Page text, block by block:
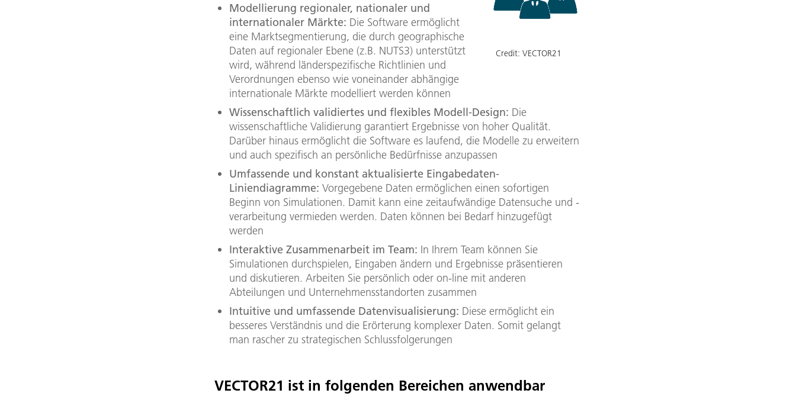
Credit: VECTOR21
Modellierung regionaler, nationaler und
internationaler Märkte: Die Software ermöglicht
eine Marktsegmentierung, die durch geographische
Daten auf regionaler Ebene (z.B. NUTS3) unterstützt
wird, während länderspezifische Richtlinien und
Verordnungen ebenso wie voneinander abhängige
internationale Märkte modelliert werden können
Wissenschaftlich validiertes und flexibles Modell-Design: Die
wissenschaftliche Validierung garantiert Ergebnisse von hoher Qualität.
Darüber hinaus ermöglicht die Software es laufend, die Modelle zu erweitern
und auch spezifisch an persönliche Bedürfnisse anzupassen
Umfassende und konstant aktualisierte Eingabedaten-
Liniendiagramme: Vorgegebene Daten ermöglichen einen sofortigen
Beginn von Simulationen. Damit kann eine zeitaufwändige Datensuche und -
verarbeitung vermieden werden. Daten können bei Bedarf hinzugefügt
werden
Interaktive Zusammenarbeit im Team: In Ihrem Team können Sie
Simulationen durchspielen, Eingaben ändern und Ergebnisse präsentieren
und diskutieren. Arbeiten Sie persönlich oder on-line mit anderen
Abteilungen und Unternehmensstandorten zusammen
Intuitive und umfassende Datenvisualisierung: Diese ermöglicht ein
besseres Verständnis und die Erörterung komplexer Daten. Somit gelangt
man rascher zu strategischen Schlussfolgerungen
VECTOR21 ist in folgenden Bereichen anwendbar